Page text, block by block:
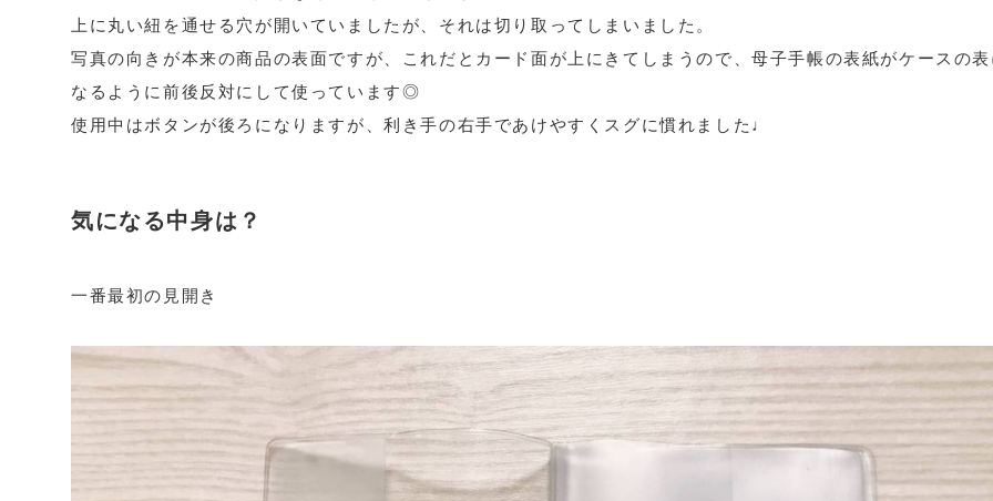
上に丸い紐を通せる穴が開いていましたが、それは切り取ってしまいました。
写真の向きが本来の商品の表面ですが、これだとカード面が上にきてしまうので、母子手帳の表紙がケースの
なるように前後反対にして使っています◎
使用中はボタンが後ろになりますが、利き手の右手であけやすくスグに慣れました♩
気になる中身は？
一番最初の見開き